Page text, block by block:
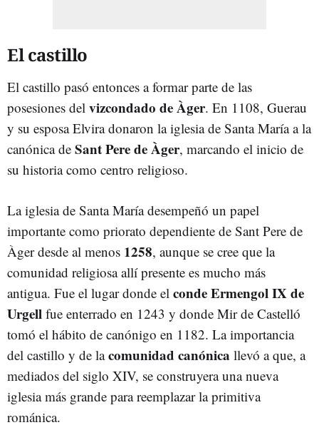
El castillo
El castillo pasó entonces a formar parte de las
posesiones del vizcondado de Àger. En 1108, Guerau
y su esposa Elvira donaron la iglesia de Santa María a la
canónica de Sant Pere de Àger, marcando el inicio de
su historia como centro religioso.
La iglesia de Santa María desempeñó un papel
importante como priorato dependiente de Sant Pere de
Àger desde al menos 1258, aunque se cree que la
comunidad religiosa allí presente es mucho más
antigua. Fue el lugar donde el conde Ermengol IX de
Urgell fue enterrado en 1243 y donde Mir de Castelló
tomó el hábito de canónigo en 1182. La importancia
del castillo y de lacomunidad canónica llevó a que, a
mediados del siglo XIV, se construyera una nueva
iglesia más grande para reemplazar la primitiva
románica.